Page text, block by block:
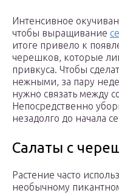
Интенсивное
чтобы выращивание
итоге привело к
черешков, которые
привкуса. Чтобы
нежными, за пару
нужно связать между
Непосредственно
незадолго до начала
Салаты с
Растение часто
необычному